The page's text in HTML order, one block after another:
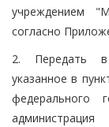
учреждением
согласно
2. Передать в
указанное в
федерального